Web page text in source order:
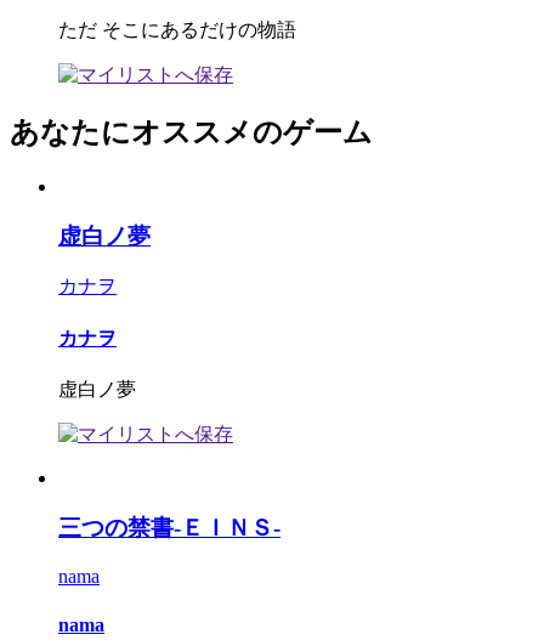
ただ そこにあるだけの物語
あなたにオススメのゲーム
虚白ノ夢
カナヲ
カナヲ
虚白ノ夢
三つの禁書-ＥＩＮＳ-
nama
nama